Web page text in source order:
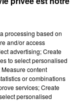
Kinepolis de
processing based on
and/or access
advertising; Create
to select personalised
content
or combinations
services; Create
personalised